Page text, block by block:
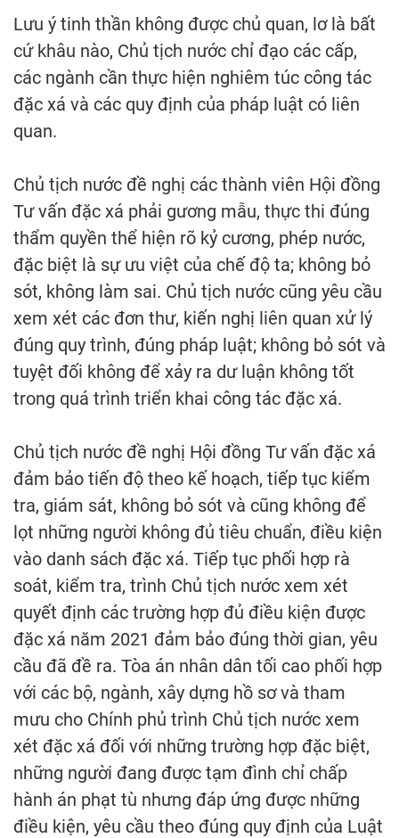
Lưu ý tinh thần không được chủ quan, lơ là bất
cứ khâu nào, Chủ tịch nước chỉ đạo các cấp,
các ngành cần thực hiện nghiêm túc công tác
đặc xá và các quy định của pháp luật có liên
quan.
Chủ tịch nước đề nghị các thành viên Hội đồng
Tư vấn đặc xá phải gương mẫu, thực thi đúng
thẩm quyền thể hiện rõ kỷ cương, phép nước,
đặc biệt là sự ưu việt của chế độ ta; không bỏ
sót, không làm sai. Chủ tịch nước cũng yêu cầu
xem xét các đơn thư, kiến nghị liên quan xử lý
đúng quy trình, đúng pháp luật; không bỏ sót và
tuyệt đối không để xảy ra dư luận không tốt
trong quá trình triển khai công tác đặc xá.
Chủ tịch nước đề nghị Hội đồng Tư vấn đặc xá
đảm bảo tiến độ theo kế hoạch, tiếp tục kiểm
tra, giám sát, không bỏ sót và cũng không để
lọt những người không đủ tiêu chuẩn, điều kiện
vào danh sách đặc xá. Tiếp tục phối hợp rà
soát, kiểm tra, trình Chủ tịch nước xem xét
quyết định các trường hợp đủ điều kiện được
đặc xá năm 2021 đảm bảo đúng thời gian, yêu
cầu đã đề ra. Tòa án nhân dân tối cao phối hợp
với các bộ, ngành, xây dựng hồ sơ và tham
mưu cho Chính phủ trình Chủ tịch nước xem
xét đặc xá đối với những trường hợp đặc biệt,
những người đang được tạm đình chỉ chấp
hành án phạt tù nhưng đáp ứng được những
điều kiện, yêu cầu theo đúng quy định của Luật